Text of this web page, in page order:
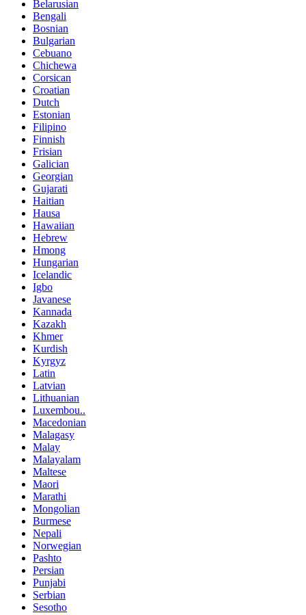
Belarusian
Bengali
Bosnian
Bulgarian
Cebuano
Chichewa
Corsican
Croatian
Dutch
Estonian
Filipino
Finnish
Frisian
Galician
Georgian
Gujarati
Haitian
Hausa
Hawaiian
Hebrew
Hmong
Hungarian
Icelandic
Igbo
Javanese
Kannada
Kazakh
Khmer
Kurdish
Kyrgyz
Latin
Latvian
Lithuanian
Luxembou..
Macedonian
Malagasy
Malay
Malayalam
Maltese
Maori
Marathi
Mongolian
Burmese
Nepali
Norwegian
Pashto
Persian
Punjabi
Serbian
Sesotho